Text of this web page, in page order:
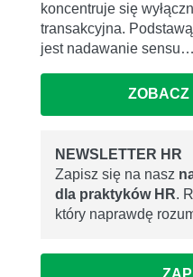
koncentruje się
transakcyjna.
jest nadawanie sensu…
ZOBACZ
NEWSLETTER HR
Zapisz się na nasz
dla praktyków HR.
który naprawdę